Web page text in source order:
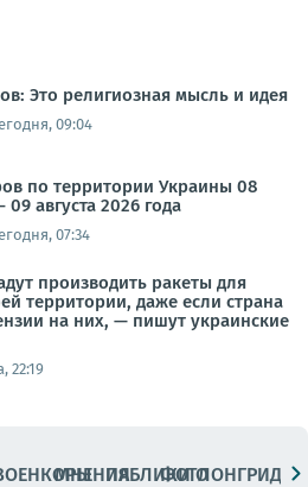
Это религиозная мысль и идея
09:04
по территории Украины 08
09 августа 2026 года
07:34
производить ракеты для
территории, даже если страна
на них, — пишут украинские
22:19
МНЕНИЯПАБЛИКИ
ФОТОЛОНГРИДЫ